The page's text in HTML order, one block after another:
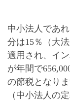
中小法人であ
分は15％（大
適用され、イ
が年間で
の節税となりま
（中小法人の